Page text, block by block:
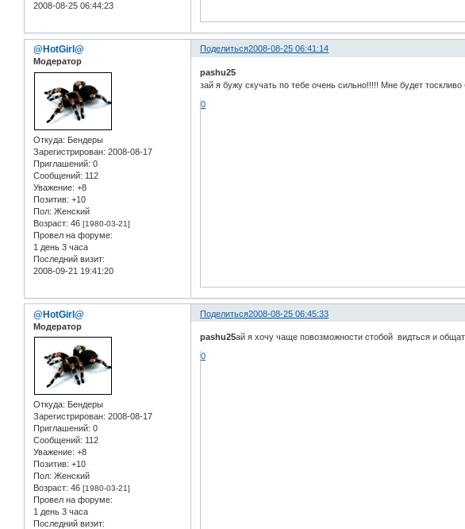
2008-08-25 06:44:23
Поделиться2008-08-25 06:41:14
@HotGirl@
Модератор
Откуда: Бендеры
Зарегистрирован: 2008-08-17
Приглашений: 0
Сообщений: 112
Уважение: +8
Позитив: +10
Пол: Женский
Возраст: 46 [1980-03-21]
Провел на форуме:
1 день 3 часа
Последний визит:
2008-09-21 19:41:20
pashu25
зай я бужу скучать по тебе очень сильно!!!!! Мне будет
0
Поделиться2008-08-25 06:45:33
@HotGirl@
Модератор
Откуда: Бендеры
Зарегистрирован: 2008-08-17
Приглашений: 0
Сообщений: 112
Уважение: +8
Позитив: +10
Пол: Женский
Возраст: 46 [1980-03-21]
Провел на форуме:
1 день 3 часа
Последний визит:
pashu25ай я хочу чаще повозможности стобой видться и
0